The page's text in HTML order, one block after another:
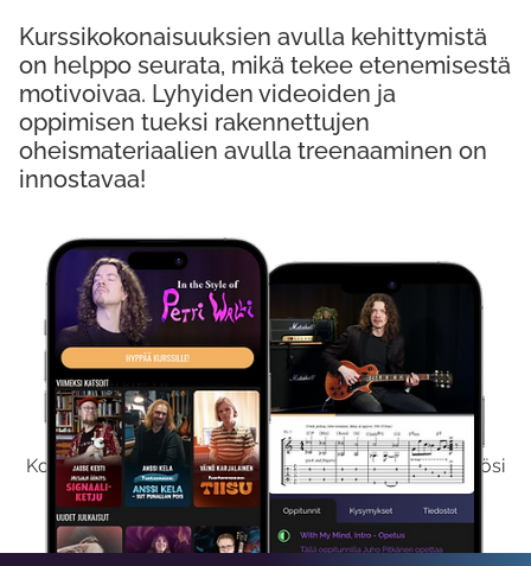
Kokeile Ilmaiseksi
Kokeilemalla ilmaiseksi saat koko sisältömme käyttöösi
viikon ajaksi.
Kurssikokonaisuuksien avulla kehittymistä
on helppo seurata, mikä tekee etenemisestä
motivoivaa. Lyhyiden videoiden ja
oppimisen tueksi rakennettujen
oheismateriaalien avulla treenaaminen on
innostavaa!